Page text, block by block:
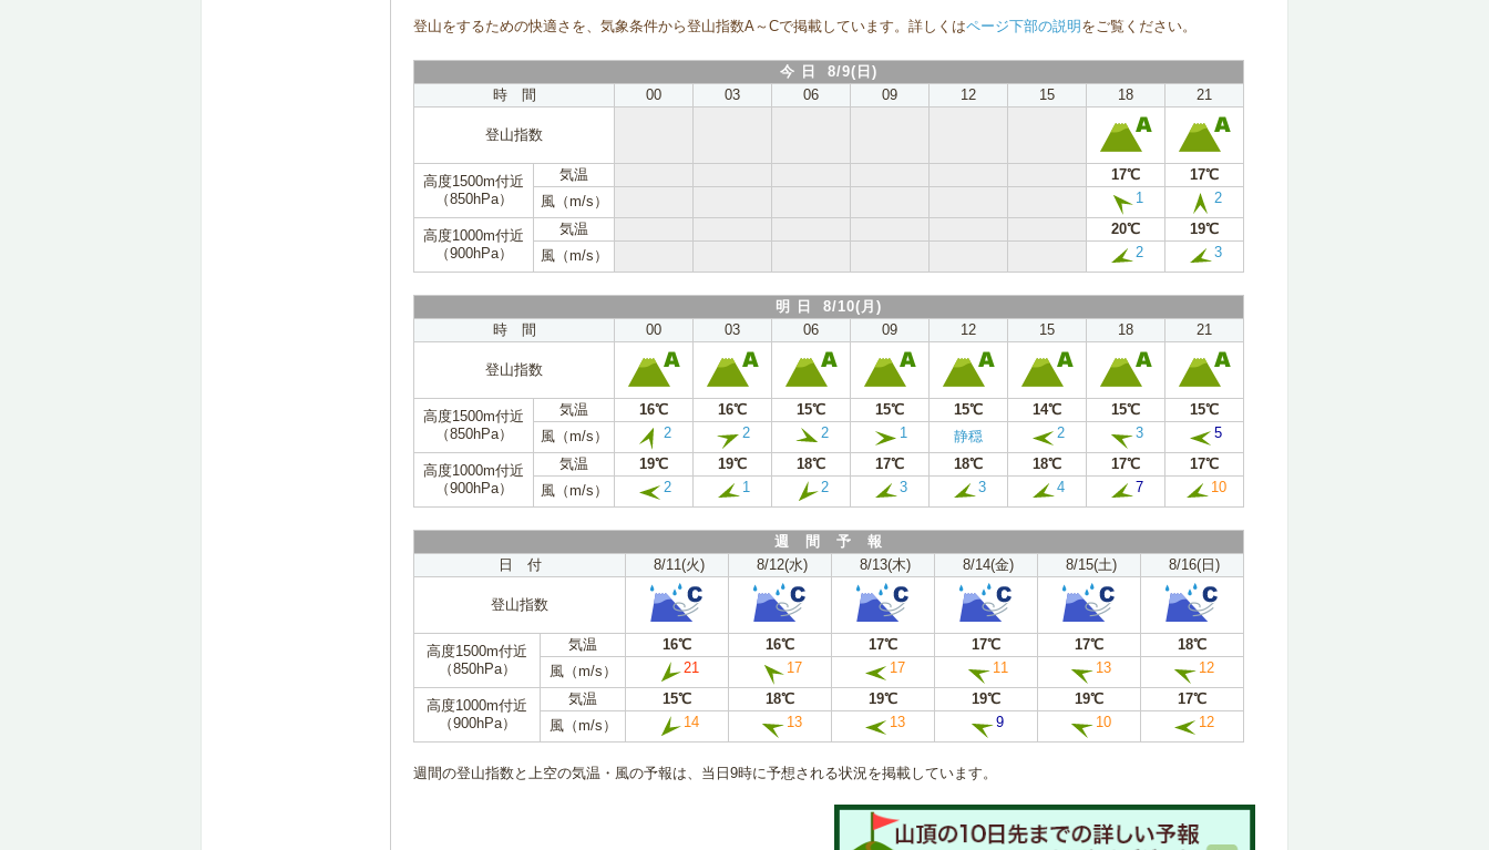
登山をするための快適さを、気象条件から登山指数A～Cで掲載しています。詳しくはページ下部の説明 をご覧ください。
今 日 8/9(日)
時 間
00 03 06 09 12 15 18 21
登山指数
高度1500m付近
（850hPa）
気温 17℃
17℃
風（m/s）
1 2
高度1000m付近
（900hPa）
気温 20℃
19℃
風（m/s）
2 3
明 日 8/10(月)
時 間
00 03 06 09 12 15 18 21
登山指数
高度1500m付近
（850hPa）
気温 16℃ 16℃ 15℃ 15℃ 15℃ 14℃ 15℃
15℃
風（m/s）
2 2 2 1 静穏 2 3 5
高度1000m付近
（900hPa）
気温 19℃ 19℃ 18℃ 17℃ 18℃ 18℃ 17℃
17℃
風（m/s）
2 1 2 3 3 4 7 10
週 間 予 報
日 付
8/11(火) 8/12(水) 8/13(木) 8/14(金) 8/15(土) 8/16(日)
登山指数
高度1500m付近
（850hPa）
気温 16℃ 16℃ 17℃ 17℃ 17℃
18℃
風（m/s）
21 17 17 11 13 12
高度1000m付近
（900hPa）
気温 15℃ 18℃ 19℃ 19℃ 19℃
17℃
風（m/s）
14 13 13 9 10 12
週間の登山指数と上空の気温・風の予報は、当日9時に予想される状況を掲載しています。